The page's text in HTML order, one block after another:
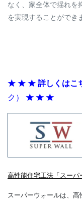
なく、家全体で揺れを
を実現することができ
★ ★ ★ 詳しくはこ
ク） ★ ★ ★
高性能住宅工法「スーパ
スーパーウォールは、